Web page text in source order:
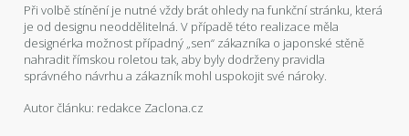
Při volbě stínění je nutné vždy brát ohledy na funkční stránku, která
je od designu neoddělitelná. V případě této realizace měla
designérka možnost případný „sen“ zákazníka o japonské stěně
nahradit římskou roletou tak, aby byly dodrženy pravidla
správného návrhu a zákazník mohl uspokojit své nároky.
Autor článku: redakce Zaclona.cz